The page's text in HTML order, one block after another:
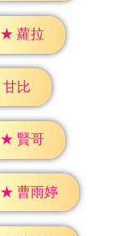
★ 蘿拉
甘比
★ 賢哥
★ 曹雨婷